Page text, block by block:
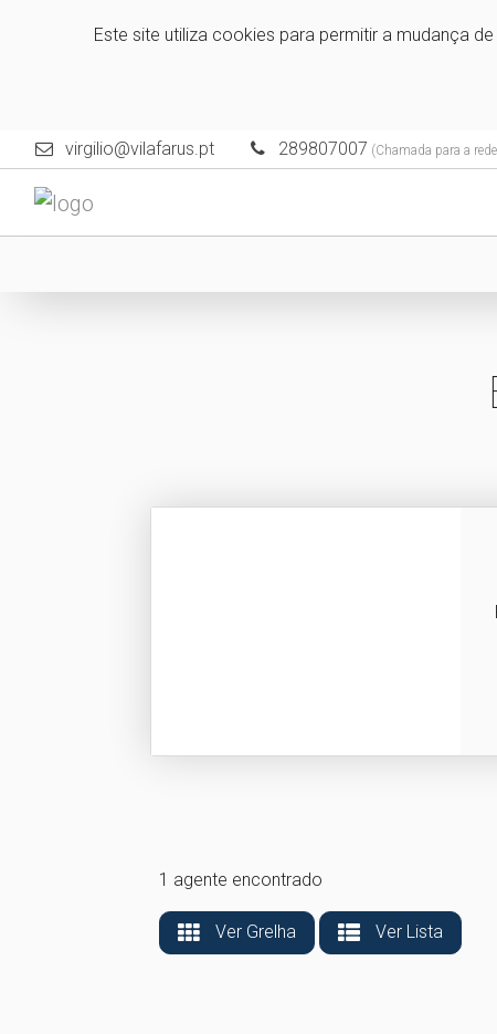
Este site utiliza cookies para permitir a mudança
virgilio@vilafarus.pt 289807007 (Chamada para a
1 agente encontrado
Ver Grelha Ver Lista